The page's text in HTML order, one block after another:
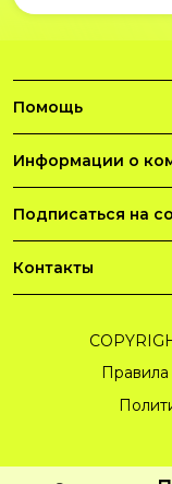
Помощь
Информации о
Подписаться на
Контакты
Правила